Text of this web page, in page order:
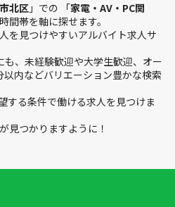
北区 」での 「家電・AV・PC関
間帯を軸に探せます。
を見つけやすいアルバイト求人サ
も、未経験歓迎や大学生歓迎、オー
内などバリエーション豊かな検索
する条件で働ける求人を見つけま
見つかりますように！